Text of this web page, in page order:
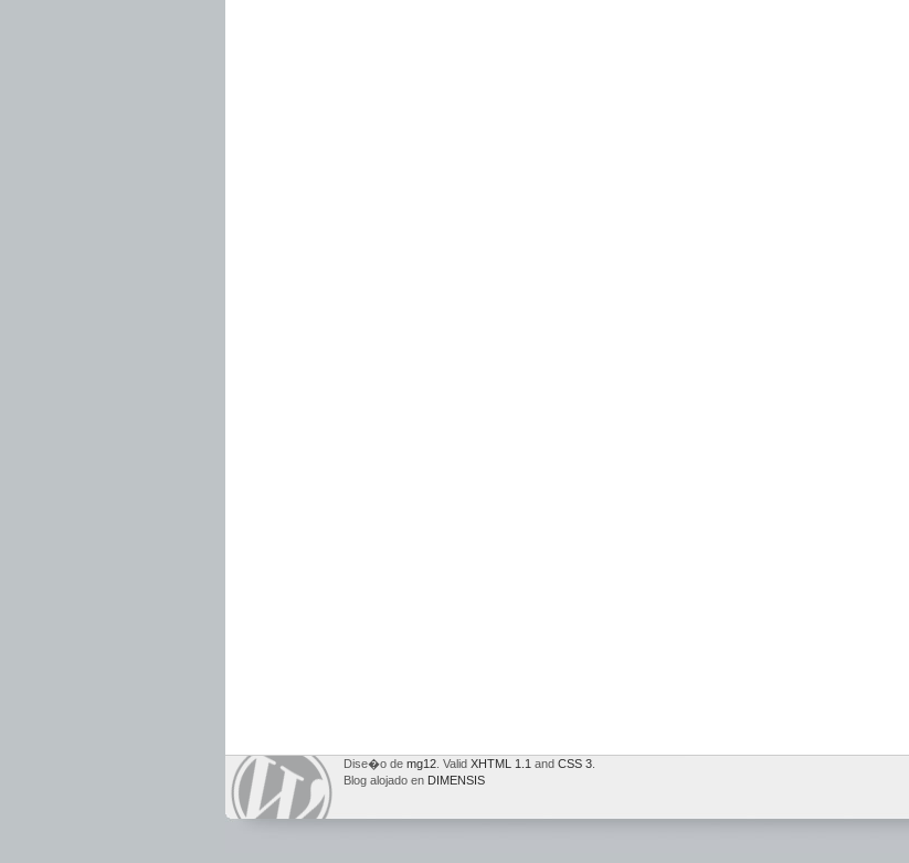
Dise�o de mg12 . Valid XHTML 1.1 and CSS 3
Blog alojado en DIMENSIS